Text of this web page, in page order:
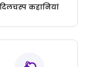
दिलचस्प कहानियां